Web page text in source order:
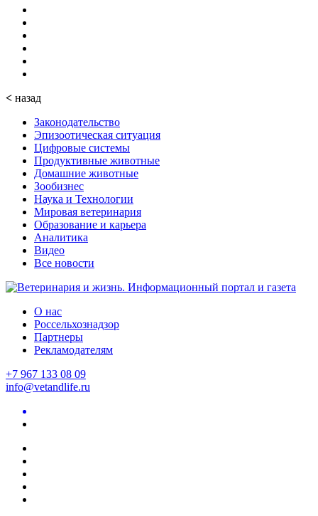
< назад
Законодательство
Эпизоотическая ситуация
Цифровые системы
Продуктивные животные
Домашние животные
Зообизнес
Наука и Технологии
Мировая ветеринария
Образование и карьера
Аналитика
Видео
Все новости
О нас
Россельхознадзор
Партнеры
Рекламодателям
+7 967 133 08 09
info@vetandlife.ru